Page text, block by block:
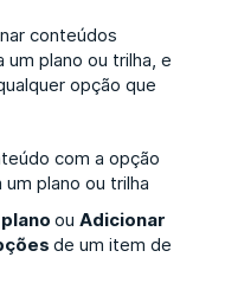
conteúdos
plano ou trilha, e
opção que
com a opção
um plano ou trilha
ou Adicionar
de um item de